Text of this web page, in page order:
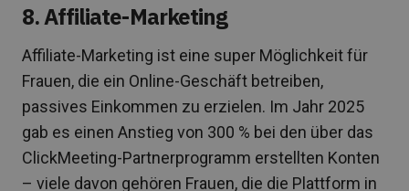
8. Affiliate-Marketing
Affiliate-Marketing ist eine super Möglichkeit für
Frauen, die ein Online-Geschäft betreiben,
passives Einkommen zu erzielen. Im Jahr 2025
gab es einen Anstieg von 300 % bei den über das
ClickMeeting-Partnerprogramm erstellten Konten
– viele davon gehören Frauen, die die Plattform in